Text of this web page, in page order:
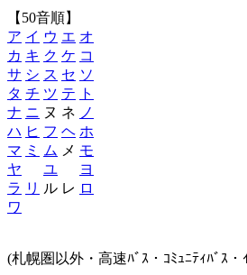
【50音順】
ア イ ウ エ オ
カ キ ク ケ コ
サ シ ス セ ソ
タ チ ツ テ
ト
ナ ニ ヌ ネ ノ
ハ ヒ フ ヘ ホ
マ ミ ム メ モ
ヤ
ユ
ヨ
ラ リ ル レ ロ
ワ
(札幌圏以外・高速ﾊﾞｽ・ｺﾐｭﾆﾃｨﾊﾞｽ